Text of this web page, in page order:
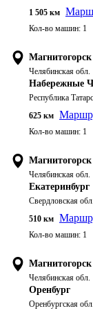
1 505 км
Кол-во машин: 1
Магнитогорск
Челябинская обл.
Набережные
Республика
625 км
Кол-во машин: 1
Магнитогорск
Челябинская обл.
Екатеринбург
Свердловская обл.
510 км
Кол-во машин: 1
Магнитогорск
Челябинская обл.
Оренбург
Оренбургская обл.